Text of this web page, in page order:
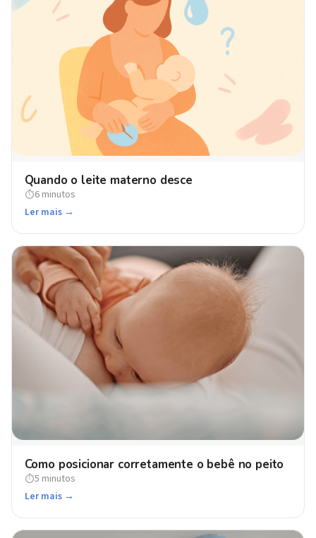
Quando o leite materno desce
⏱6 minutos
Ler mais →
Como posicionar corretamente o bebê no peito
⏱5 minutos
Ler mais →